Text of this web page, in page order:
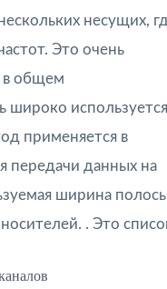
несущих,
Это очень
в общем
широко
применяется в
передачи данных на
ширина
. Это